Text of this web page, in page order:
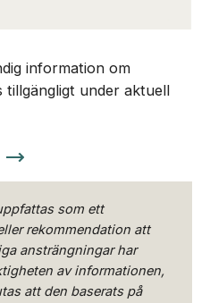
information om
tillgängligt under aktuell
som ett
rekommendation att
ansträngningar har
av informationen,
att den baserats på